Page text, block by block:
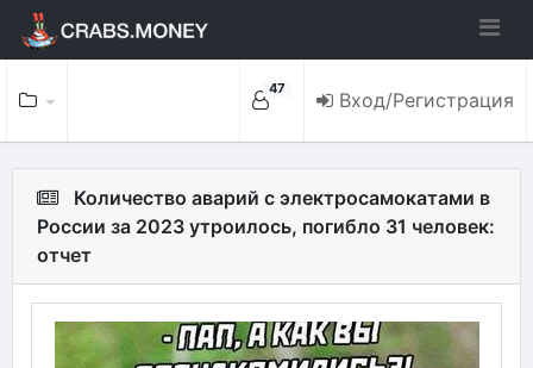
47 Вход/Регистрация
Количество аварий с электросамокатами в
России за 2023 утроилось, погибло 31 человек:
отчет